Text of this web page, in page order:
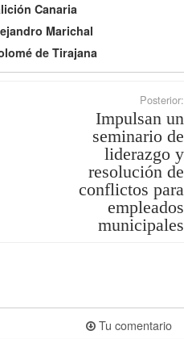
Canaria
Marichal
de Tirajana
Posterior:
Impulsan un
seminario de
liderazgo y
resolución de
conflictos para
empleados
municipales
Tu comentario